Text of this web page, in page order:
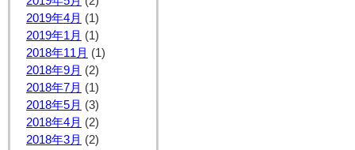
2019年4月 (1)
2019年1月 (1)
2018年11月 (1)
2018年9月 (2)
2018年7月 (1)
2018年5月 (3)
2018年4月 (2)
2018年3月 (2)